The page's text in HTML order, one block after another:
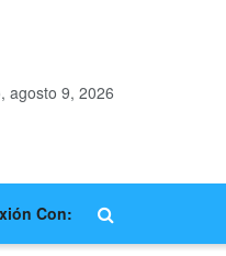
agosto 9, 2026
Con: